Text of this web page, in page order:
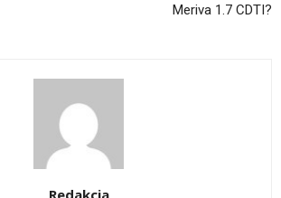
Meriva 1.7 CDTI?
Redakcja